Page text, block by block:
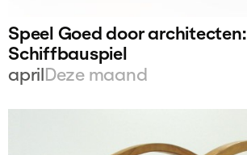
Speel Goed door architecten:
Schiffbauspiel
aprilDeze maand